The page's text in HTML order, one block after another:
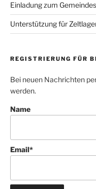
Einladung zum
Unterstützung für
REGISTRIERUNG FÜR
Bei neuen Nachrichten
werden.
Name
Email*